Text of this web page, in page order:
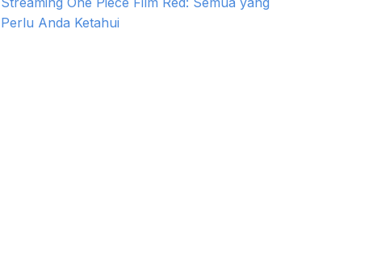
Perlu Anda Ketahui